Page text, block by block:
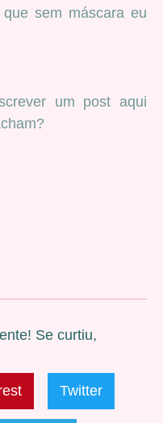
sem máscara eu
um post aqui
Se curtiu,
Twitter